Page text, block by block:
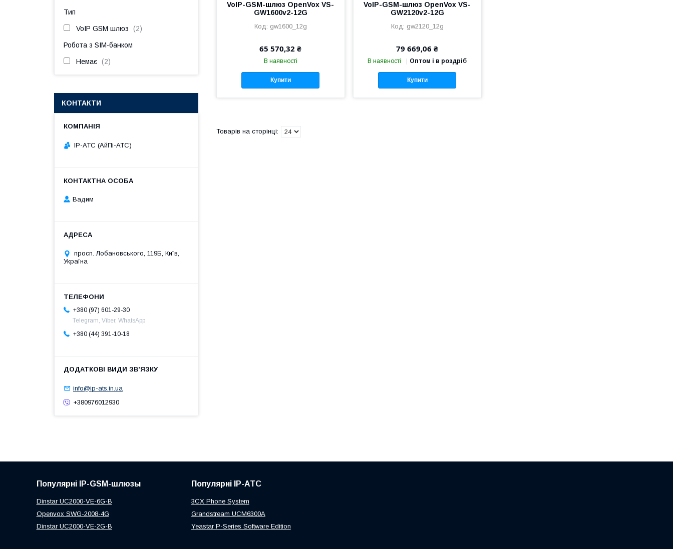
VoIP-GSM-шлюз OpenVox VS-
GW1600v2-12G
gw1600_12g
65 570,32 ₴
В наявності
Купити
VoIP-GSM-шлюз OpenVox VS-
GW2120v2-12G
gw2120_12g
79 669,06 ₴
В наявності Оптом і в роздріб
Купити
Тип
VoIP GSM шлюз 2
Робота з SIM-банком
Немає 2
КОНТАКТИ
IP-АТС (АйПі-АТС)
Вадим
просп. Лобановського, 119Б, Київ,
Україна
+380 (97) 601-29-30
Telegram, Viber, WhatsApp
+380 (44) 391-10-18
info@ip-ats.in.ua
+380976012930
Популярні IP-GSM-шлюзы
Dinstar UC2000-VE-6G-B
Openvox SWG-2008-4G
Dinstar UC2000-VE-2G-B
Популярні IP-АТС
3CX Phone System
Grandstream UCM6300A
Yeastar P-Series Software Edition